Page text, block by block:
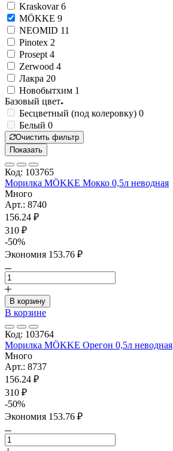
Kraskovar6
MÖKKE 9
NEOMID 11
Pinotex 2
Prosept 4
Zerwood 4
Лакра 20
Новобытхим 1
Базовый цвет
Бесцветный (под колеровку) 0
Белый 0
Очистить фильтр
Показать
Код: 103765
Морилка MÖKKE Мокко 0,5л неводная
Много
Арт.: 8740
156.24 ₽
310 ₽
-50%
Экономия 153.76 ₽
В корзину
В корзине
Код: 103764
Морилка MÖKKE Орегон 0,5л неводная
Много
Арт.: 8737
156.24 ₽
310 ₽
-50%
Экономия 153.76 ₽